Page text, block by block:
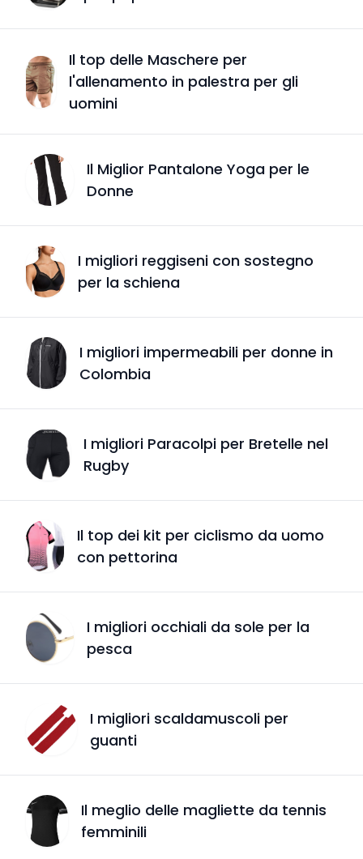
Il top delle Maschere per
l'allenamento in palestra per gli
uomini
Il Miglior Pantalone Yoga per le
Donne
I migliori reggiseni con sostegno
per la schiena
I migliori impermeabili per donne in
Colombia
I migliori Paracolpi per Bretelle nel
Rugby
Il top dei kit per ciclismo da uomo
con pettorina
I migliori occhiali da sole per la
pesca
I migliori scaldamuscoli per
guanti
Il meglio delle magliette da tennis
femminili